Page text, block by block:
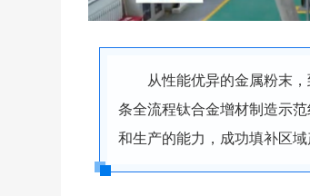
从性能优异的金属粉末
条全流程钛合金增材制造示
和生产的能力，成功填补区域